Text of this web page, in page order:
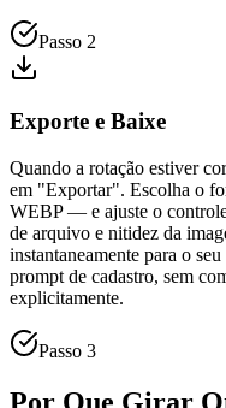
Passo 2
Exporte e Baixe
Quando a rotação estiver
em "Exportar". Escolha o
WEBP — e ajuste o
de arquivo e nitidez da
instantaneamente para o
prompt de cadastro, sem
explicitamente.
Passo 3